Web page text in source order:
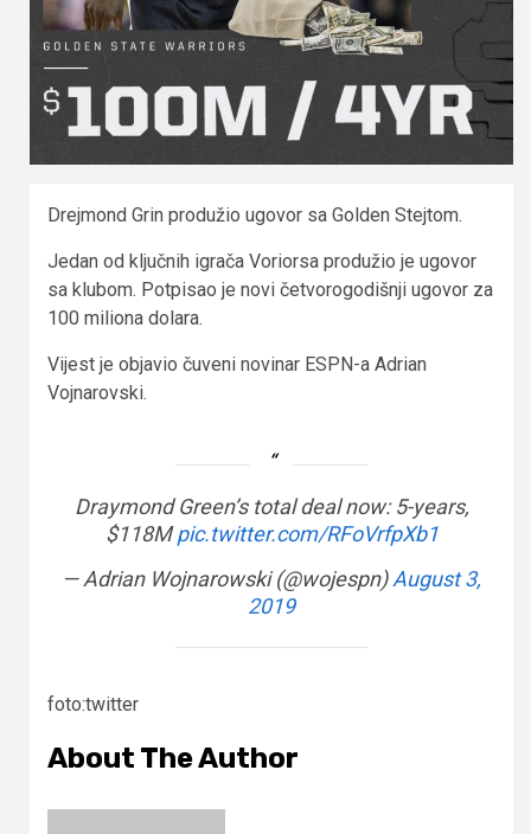
Drejmond Grin produžio ugovor sa Golden Stejtom.
Jedan od ključnih igrača Voriorsa produžio je ugovor
sa klubom. Potpisao je novi četvorogodišnji ugovor za
100 miliona dolara.
Vijest je objavio čuveni novinar ESPN-a Adrian
Vojnarovski.
Draymond Green’s total deal now: 5-years,
$118Mpic.twitter.com/RFoVrfpXb1
— Adrian Wojnarowski (@wojespn)August 3,
2019
foto:twitter
About The Author